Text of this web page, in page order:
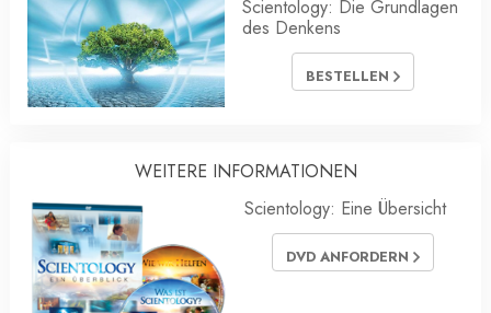
Scientology: Die Grundlagen
des Denkens
BESTELLEN
WEITERE INFORMATIONEN
Scientology: Eine Übersicht
DVD ANFORDERN